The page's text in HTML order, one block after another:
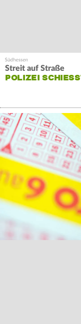
Streit auf Straße
POLIZEI